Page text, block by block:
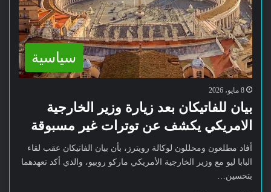
سياسية
8 مايو، 2026
بيان للفاتيكان بعد زيارة وزير الخارجية
الامريكي يكشف عن توترات غير مسبوقة
أفاد مطلعون ومحللون لوكالة رويترز، بأن بيان الفاتيكان عقب لقاء
البابا ليو مع وزير الخارجية الأمريكي ماركو روبيو، والذي أكد تعهدهما
بتحسين…